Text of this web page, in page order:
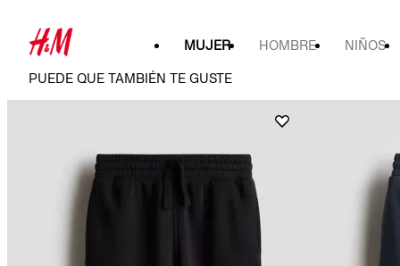
MUJER HOMBRE NIÑOS
PUEDE QUE TAMBIÉN TE GUSTE